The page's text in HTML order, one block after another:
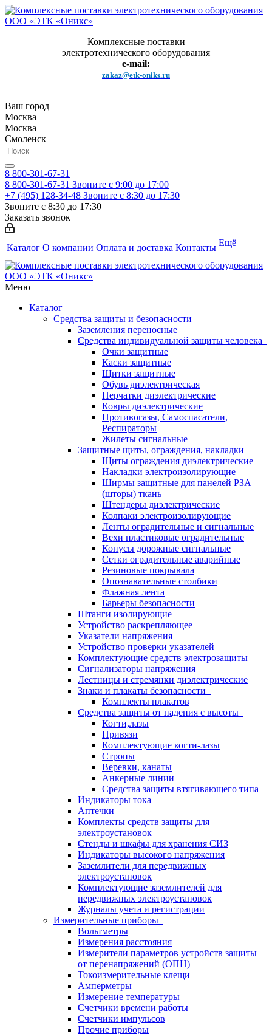
Комплексные поставки
электротехнического оборудования
e-mail:
zakaz@etk-oniks.ru
Ваш город
Москва
Москва
Смоленск
8 800-301-67-31
8 800-301-67-31 Звоните с 9:00 до 17:00
+7 (495) 128-34-48 Звоните с 8:30 до 17:30
Звоните с 8:30 до 17:30
Заказать звонок
Каталог О компании Оплата и доставка Контакты Ещё
Меню
Каталог
Средства защиты и безопасности
Заземления переносные
Средства индивидуальной защиты человека
Очки защитные
Каски защитные
Щитки защитные
Обувь диэлектрическая
Перчатки диэлектрические
Ковры диэлектрические
Противогазы, Самоспасатели,
Респираторы
Жилеты сигнальные
Защитные щиты, ограждения, накладки
Щиты ограждения диэлектрические
Накладки электроизолирующие
Ширмы защитные для панелей РЗА
(шторы) ткань
Штендеры диэлектрические
Колпаки электроизолирующие
Ленты оградительные и сигнальные
Вехи пластиковые оградительные
Конусы дорожные сигнальные
Сетки оградительные аварийные
Резиновые покрывала
Опознавательные столбики
Флажная лента
Барьеры безопасности
Штанги изолирующие
Устройство раскрепляющее
Указатели напряжения
Устройство проверки указателей
Комплектующие средств электрозащиты
Сигнализаторы напряжения
Лестницы и стремянки диэлектрические
Знаки и плакаты безопасности
Комплекты плакатов
Средства защиты от падения с высоты
Когти,лазы
Привязи
Комплектующие когти-лазы
Стропы
Веревки, канаты
Анкерные линии
Средства защиты втягивающего типа
Индикаторы тока
Аптечки
Комплекты средств защиты для
электроустановок
Стенды и шкафы для хранения СИЗ
Индикаторы высокого напряжения
Заземлители для передвижных
электроустановок
Комплектующие заземлителей для
передвижных электроустановок
Журналы учета и регистрации
Измерительные приборы
Вольтметры
Измерения расстояния
Измерители параметров устройств защиты
от перенапряжений (ОПН)
Токоизмерительные клещи
Амперметры
Измерение температуры
Счетчики времени работы
Счетчики импульсов
Прочие приборы